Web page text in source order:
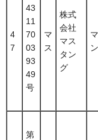
4
7
43
11
70
03
93
49
号
マ
ス
株式
会社
マス
タン
グ
第